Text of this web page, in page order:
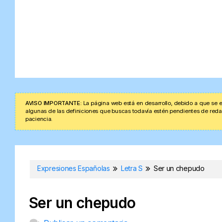
AVISO IMPORTANTE: La página web está en desarrollo, debido a que
algunas de las definiciones que buscas todavía estén pendientes de
paciencia.
Expresiones Españolas Letra S Ser un chepudo
Ser un chepudo